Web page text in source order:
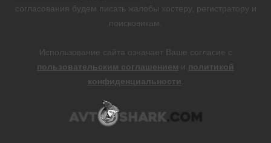
согласования будем писать жалобы хостеру, регистратору и
поисковикам.
Использование сайта означает Ваше согласие с
пользовательским соглашением и политикой
конфиденциальности